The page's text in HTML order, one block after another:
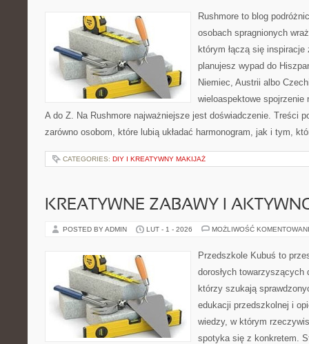
Rushmore to blog
osobach spragnionych
którym łączą się
planujesz wypad do
Niemiec, Austrii albo
wieloaspektowe spojrzenie
A do Z. Na Rushmore najważniejsze jest doświadczenie. Treści
zarówno osobom, które lubią układać harmonogram, jak i tym,
CATEGORIES: DIY I KREATYWNY MAKIJAŻ
KREATYWNE ZABAWY I
POSTED BY ADMIN LUT - 1 - 2026 MOŻLIWOŚĆ
Przedszkole Kubuś to
dorosłych
którzy szukają
edukacji przedszkolnej i
wiedzy, w którym
spotyka się z konkretem.